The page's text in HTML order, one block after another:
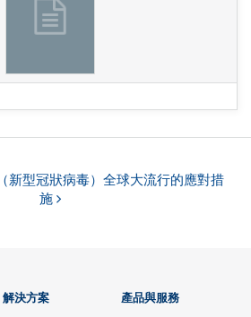
新型冠狀病毒）全球大流行的應對措
施
解決方案 產品與服務